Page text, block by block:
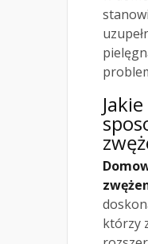
którzy